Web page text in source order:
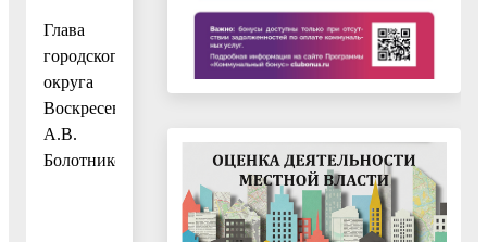
Глава
городского
округа
Воскресенск
А.В.
Болотников